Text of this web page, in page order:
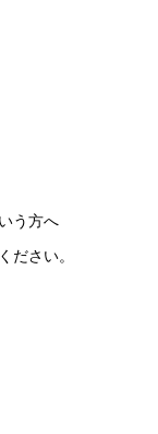
う方へ
ださい。